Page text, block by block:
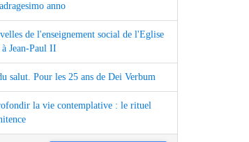
anno
de l'enseignement social de l'Eglise
Jean-Paul II
salut. Pour les 25 ans de Dei Verbum
la vie contemplative : le rituel